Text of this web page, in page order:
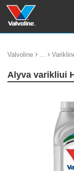
Valvoline › ... ›
Alyva varikliui